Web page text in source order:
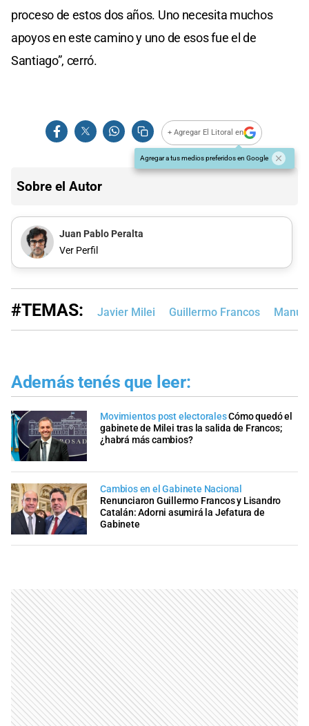
proceso de estos dos años. Uno necesita muchos
apoyos en este camino y uno de esos fue el de
Santiago”, cerró.
+ Agregar El Litoral en
Agregar a tus medios preferidos en Google
Sobre el Autor
Juan Pablo Peralta
Ver Perfil
#TEMAS: Javier Milei Guillermo Francos
Además tenés que leer:
Movimientos post electoralesCómo quedó el
gabinete de Milei tras la salida de Francos;
¿habrá más cambios?
Cambios en el Gabinete Nacional
Renunciaron Guillermo Francos y Lisandro
Catalán: Adorni asumirá la Jefatura de
Gabinete